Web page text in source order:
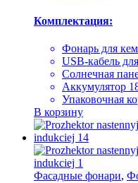
Комплектация:
Фонарь для
USB-кабель
Солнечная
Аккумулятор
Упаковочная
В корзину
Фасадные фонари,